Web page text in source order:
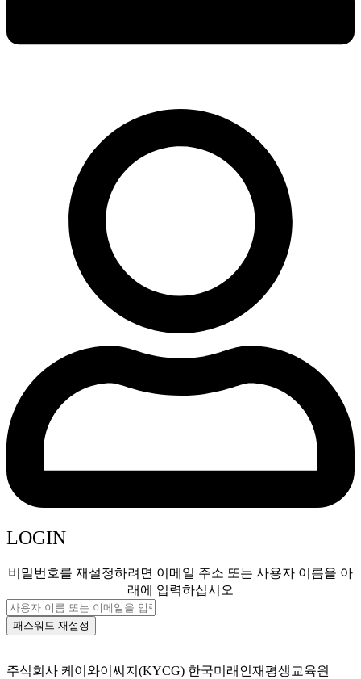
LOGIN
비밀번호를 재설정하려면 이메일 주소 또는 사용자 이름을 아
래에 입력하십시오
주식회사 케이와이씨지(KYCG) 한국미래인재평생교육원